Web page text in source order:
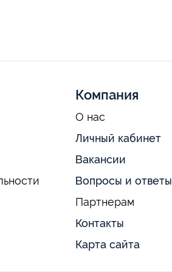
Компания
О нас
Личный кабинет
Вакансии
Вопросы и ответы
Партнерам
Контакты
Карта сайта